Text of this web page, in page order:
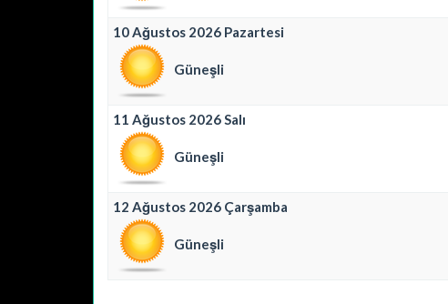
10 Ağustos 2026 Pazartesi
Güneşli
11 Ağustos 2026 Salı
Güneşli
12 Ağustos 2026 Çarşamba
Güneşli